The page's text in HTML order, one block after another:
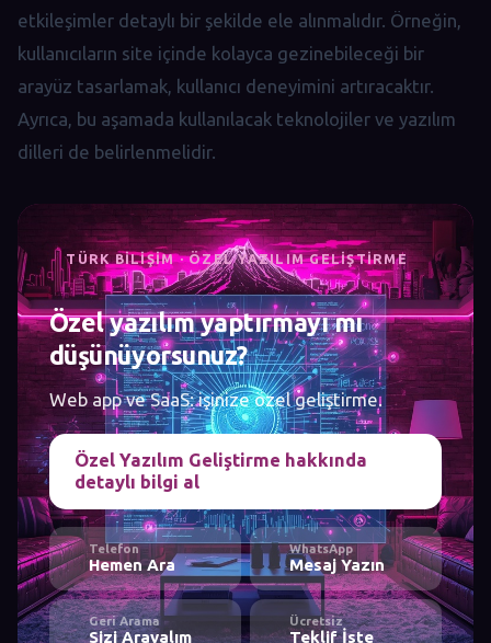
etkileşimler detaylı bir şekilde ele alınmalıdır. Örneğin,
kullanıcıların site içinde kolayca gezinebileceği bir
arayüz tasarlamak, kullanıcı deneyimini artıracaktır.
Ayrıca, bu aşamada kullanılacak teknolojiler ve yazılım
dilleri de belirlenmelidir.
TÜRK BILIŞIM · ÖZEL YAZILIM GELIŞTIRME
Özel yazılım yaptırmayı mı
düşünüyorsunuz?
Web app ve SaaS: işinize özel geliştirme.
Özel Yazılım Geliştirme hakkında
detaylı bilgi al
Telefon
Hemen Ara
WhatsApp
Mesaj Yazın
Geri Arama
Sizi Arayalım
Ücretsiz
Teklif İste